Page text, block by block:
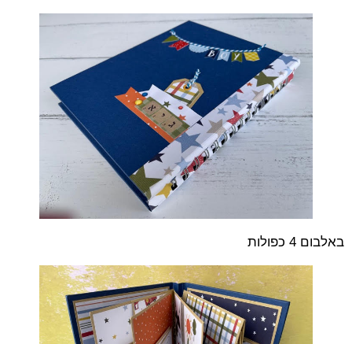
באלבום 4 כפולות